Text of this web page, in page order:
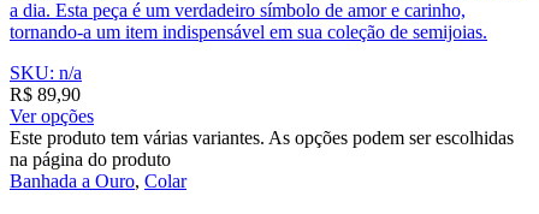
a dia. Esta peça é um verdadeiro símbolo de amor e carinho,
tornando-a um item indispensável em sua coleção de semijoias.
SKU: n/a
R$ 89,90
Ver opções
Este produto tem várias variantes. As opções podem ser escolhidas
na página do produto
Banhada a Ouro, Colar